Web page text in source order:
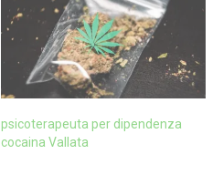
psicoterapeuta per dipendenza
cocaina Vallata